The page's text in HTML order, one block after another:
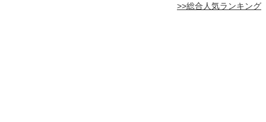
>>総合人気ランキング